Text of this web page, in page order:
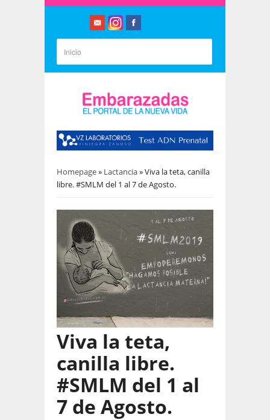
Homepage» Lactancia»Viva la teta, canilla
libre. #SMLM del 1 al 7 de Agosto.
Viva la teta,
canilla libre.
#SMLM del 1 al
7 de Agosto.